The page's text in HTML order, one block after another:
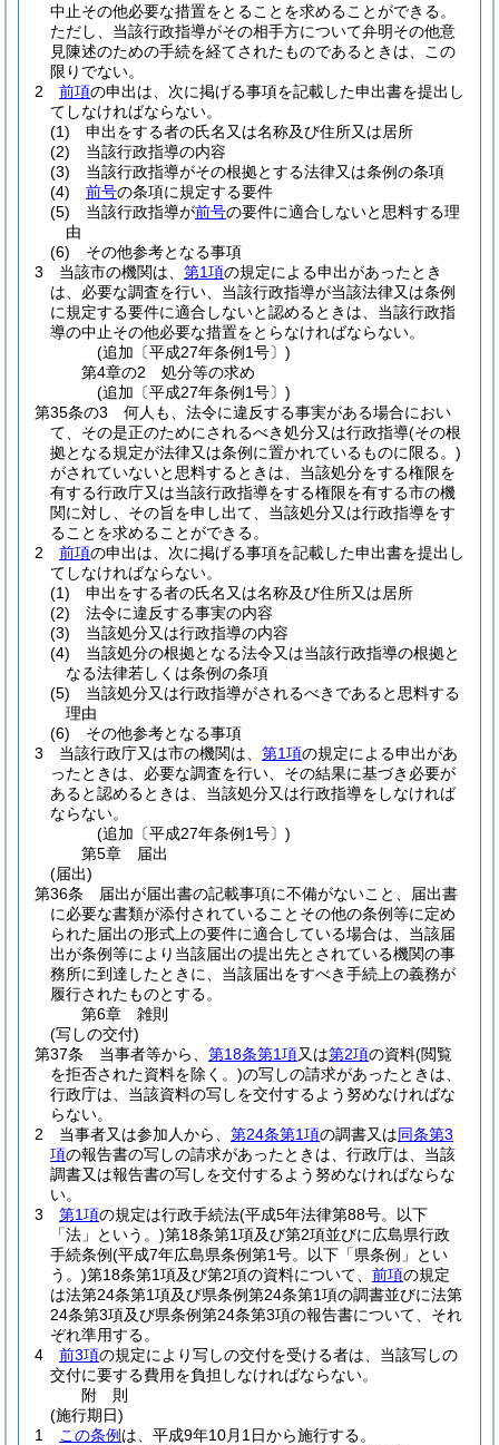
中止その他必要な措置をとることを求めることができる。
ただし、当該行政指導がその相手方について弁明その他意
見陳述のための手続を経てされたものであるときは、この
限りでない。
2
前項の申出は、次に掲げる事項を記載した申出書を提出し
てしなければならない。
(1)
申出をする者の氏名又は名称及び住所又は居所
(2)
当該行政指導の内容
(3)
当該行政指導がその根拠とする法律又は条例の条項
(4)
前号の条項に規定する要件
(5)
当該行政指導が前号の要件に適合しないと思料する理
由
(6)
その他参考となる事項
3
当該市の機関は、 第1項の規定による申出があったとき
は、必要な調査を行い、当該行政指導が当該法律又は条例
に規定する要件に適合しないと認めるときは、当該行政指
導の中止その他必要な措置をとらなければならない。
(追加〔平成27年条例1号〕)
第4章の2
処分等の求め
(追加〔平成27年条例1号〕)
第35条の3
何人も、法令に違反する事実がある場合におい
て、その是正のためにされるべき処分又は行政指導(その根
拠となる規定が法律又は条例に置かれているものに限る。)
がされていないと思料するときは、当該処分をする権限を
有する行政庁又は当該行政指導をする権限を有する市の機
関に対し、その旨を申し出て、当該処分又は行政指導をす
ることを求めることができる。
2
前項の申出は、次に掲げる事項を記載した申出書を提出し
てしなければならない。
(1)
申出をする者の氏名又は名称及び住所又は居所
(2)
法令に違反する事実の内容
(3)
当該処分又は行政指導の内容
(4)
当該処分の根拠となる法令又は当該行政指導の根拠と
なる法律若しくは条例の条項
(5)
当該処分又は行政指導がされるべきであると思料する
理由
(6)
その他参考となる事項
3
当該行政庁又は市の機関は、 第1項の規定による申出があ
ったときは、必要な調査を行い、その結果に基づき必要が
あると認めるときは、当該処分又は行政指導をしなければ
ならない。
(追加〔平成27年条例1号〕)
第5章
届出
(届出)
第36条
届出が届出書の記載事項に不備がないこと、届出書
に必要な書類が添付されていることその他の条例等に定め
られた届出の形式上の要件に適合している場合は、当該届
出が条例等により当該届出の提出先とされている機関の事
務所に到達したときに、当該届出をすべき手続上の義務が
履行されたものとする。
第6章
雑則
(写しの交付)
第37条
当事者等から、 第18条第1項又は第2項の資料(閲覧
を拒否された資料を除く。)の写しの請求があったときは、
行政庁は、当該資料の写しを交付するよう努めなければな
らない。
2
当事者又は参加人から、 第24条第1項の調書又は同条第3
項の報告書の写しの請求があったときは、行政庁は、当該
調書又は報告書の写しを交付するよう努めなければならな
い。
3
第1項の規定は行政手続法(平成5年法律第88号。以下
「法」という。)第18条第1項及び第2項並びに広島県行政
手続条例(平成7年広島県条例第1号。以下「県条例」とい
う。)第18条第1項及び第2項の資料について、 前項の規定
は法第24条第1項及び県条例第24条第1項の調書並びに法第
24条第3項及び県条例第24条第3項の報告書について、それ
ぞれ準用する。
4
前3項の規定により写しの交付を受ける者は、当該写しの
交付に要する費用を負担しなければならない。
附 則
(施行期日)
1
この条例 は、平成9年10月1日から施行する。